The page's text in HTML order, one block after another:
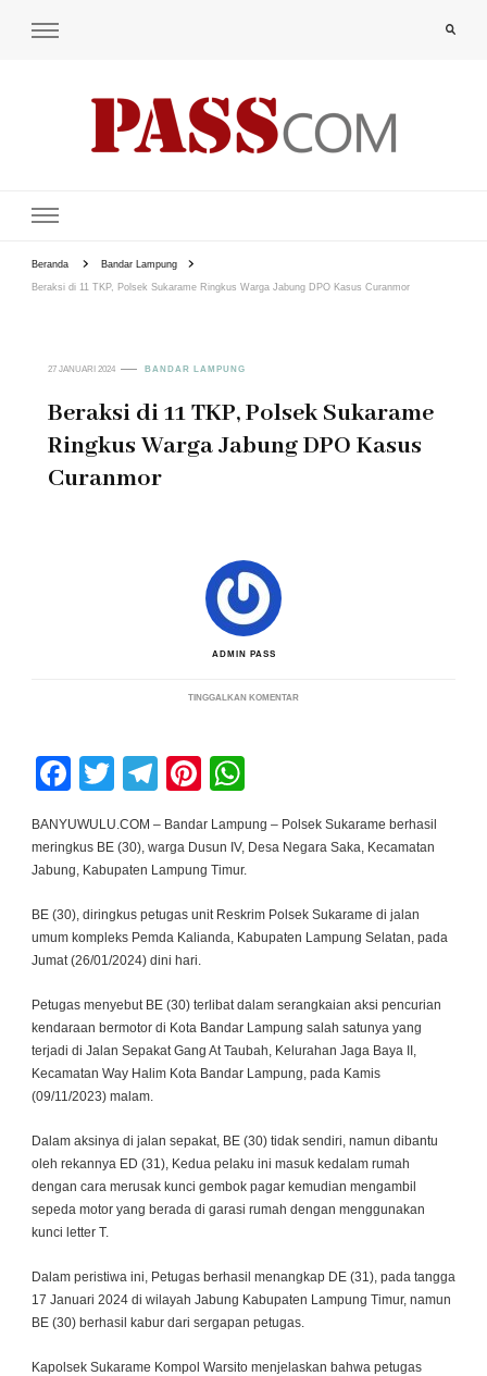
Beranda Bandar Lampung
Beraksi di 11 TKP, Polsek Sukarame Ringkus Warga Jabung DPO Kasus Curanmor
27 JANUARI 2024 BANDAR LAMPUNG
Beraksi di 11 TKP, Polsek Sukarame
Ringkus Warga Jabung DPO Kasus
Curanmor
ADMIN PASS
TINGGALKAN KOMENTARPADA
WARGA
DPO
Facebook
TwitterTelegram
Pinterest
BANYUWULU.COM – Bandar Lampung – Polsek Sukarame berhasil
meringkus BE (30), warga Dusun IV, Desa Negara Saka, Kecamatan
Jabung, Kabupaten Lampung Timur.
BE (30), diringkus petugas unit Reskrim Polsek Sukarame di jalan
umum kompleks Pemda Kalianda, Kabupaten Lampung Selatan, pada
Jumat (26/01/2024) dini hari.
Petugas menyebut BE (30) terlibat dalam serangkaian aksi pencurian
kendaraan bermotor di Kota Bandar Lampung salah satunya yang
terjadi di Jalan Sepakat Gang At Taubah, Kelurahan Jaga Baya II,
Kecamatan Way Halim Kota Bandar Lampung, pada Kamis
(09/11/2023) malam.
Dalam aksinya di jalan sepakat, BE (30) tidak sendiri, namun dibantu
oleh rekannya ED (31), Kedua pelaku ini masuk kedalam rumah
dengan cara merusak kunci gembok pagar kemudian mengambil
sepeda motor yang berada di garasi rumah dengan menggunakan
kunci letter T.
Dalam peristiwa ini, Petugas berhasil menangkap DE (31), pada tangga
17 Januari 2024 di wilayah Jabung Kabupaten Lampung Timur, namun
BE (30) berhasil kabur dari sergapan petugas.
Kapolsek Sukarame Kompol Warsito menjelaskan bahwa petugas